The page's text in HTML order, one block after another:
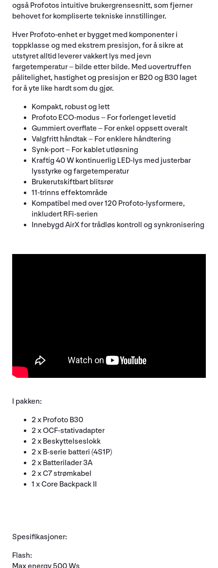
også Profotos intuitive brukergrensesnitt, som fjerner
behovet for kompliserte tekniske innstillinger.
Hver Profoto-enhet er bygget med komponenter i
toppklasse og med ekstrem presisjon, for å sikre at
utstyret alltid leverer vakkert lys med jevn
fargetemperatur – bilde etter bilde. Med uovertruffen
pålitelighet, hastighet og presisjon er B20 og B30 laget
for å yte like hardt som du gjør.
Kompakt, robust og lett
Profoto ECO-modus – For forlenget levetid
Gummiert overflate – For enkel oppsett overalt
Valgfritt håndtak – For enklere håndtering
Synk-port – For kablet utløsning
Kraftig 40 W kontinuerlig LED-lys med justerbar
lysstyrke og fargetemperatur
Brukerutskiftbart blitsrør
11-trinns effektområde
Kompatibel med over 120 Profoto-lysformere,
inkludert RFi-serien
Innebygd AirX for trådløs kontroll og synkronisering
I pakken:
2 x Profoto B30
2 x OCF-stativadapter
2 x Beskyttelseslokk
2 x B-serie batteri (4S1P)
2 x Batterilader 3A
2 x C7 strømkabel
1 x Core Backpack II
Spesifikasjoner:
Flash: